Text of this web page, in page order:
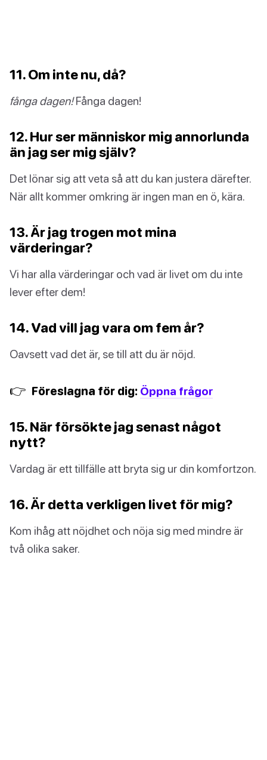
11. Om inte nu, då?
fånga dagen!Fånga dagen!
12. Hur ser människor mig annorlunda
än jag ser mig själv?
Det lönar sig att veta så att du kan justera därefter.
När allt kommer omkring är ingen man en ö, kära.
13. Är jag trogen mot mina
värderingar?
Vi har alla värderingar och vad är livet om du inte
lever efter dem!
14. Vad vill jag vara om fem år?
Oavsett vad det är, se till att du är nöjd.
👉 Föreslagna för dig: Öppna frågor
15. När försökte jag senast något
nytt?
Vardag är ett tillfälle att bryta sig ur din komfortzon.
16. Är detta verkligen livet för mig?
Kom ihåg att nöjdhet och nöja sig med mindre är
två olika saker.